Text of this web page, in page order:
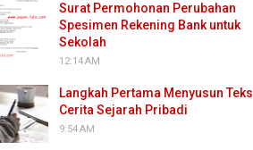
Surat Permohonan Perubahan
Spesimen Rekening Bank untuk
Sekolah
12:14 AM
Langkah Pertama Menyusun Teks
Cerita Sejarah Pribadi
9:54 AM